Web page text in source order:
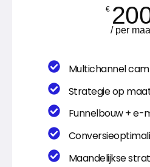
€
/ per
Multichannel
Strategie op
Funnelbouw + e-
Maandelijkse